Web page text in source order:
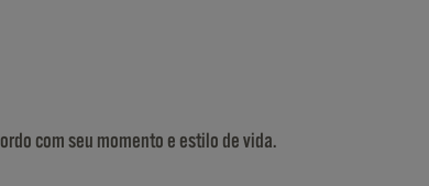
com seu momento e estilo de vida.